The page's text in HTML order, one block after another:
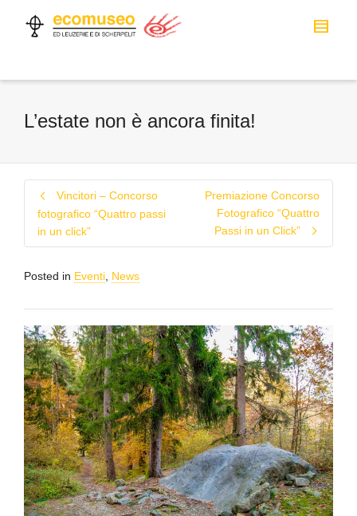
L’estate non è ancora finita!
Vincitori – Concorso
fotografico “Quattro passi
in un click”
Premiazione Concorso
Fotografico “Quattro
Passi in un Click”
Posted in Eventi News